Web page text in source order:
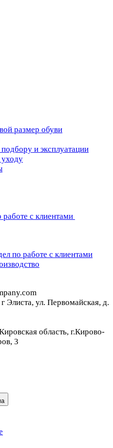
размер обуви
и эксплуатации
работе с клиентами
по работе с клиентами
Элиста, ул. Первомайская, д.
область, г.Кирово-
3